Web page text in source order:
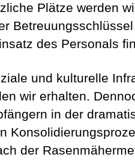
Plätze werden
des Personals
und kulturelle
wir erhalten.
in der
der